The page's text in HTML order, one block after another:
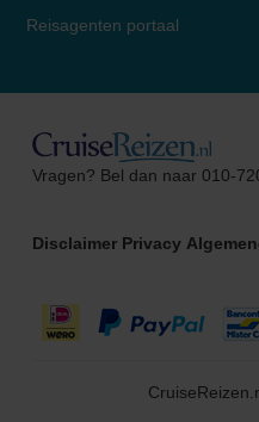
Reisagenten portaal
Vragen? Bel dan naar 010-
Disclaimer Privacy